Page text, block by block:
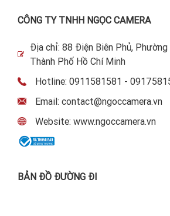
CÔNG TY TNHH NGỌC CAMERA
Địa chỉ: 88 Điện Biên Phủ, Phường
Thành Phố Hồ Chí Minh
Hotline: 0911581581 -
Email: contact@ngoccamera.vn
Website: www.ngoccamera.vn
BẢN ĐỒ ĐƯỜNG ĐI